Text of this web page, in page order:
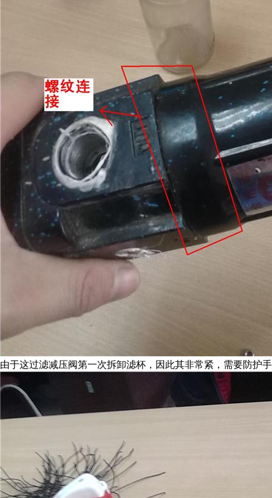
由于这过滤减压阀第一次拆卸滤杯，因此其非常紧，需要防护